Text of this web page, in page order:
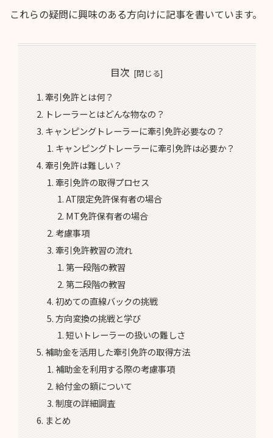
これらの疑問に興味のある方向けに記事を書いています。
目次
牽引免許とは何？
トレーラーとはどんな物なの？
キャンピングトレーラーに牽引免許必要なの？
キャンピングトレーラーに牽引免許は必要か？
牽引免許は難しい？
牽引免許の取得プロセス
AT限定免許保有者の場合
MT免許保有者の場合
考慮事項
牽引免許教習の流れ
第一段階の教習
第二段階の教習
初めての直線バックの挑戦
方向変換の挑戦と学び
短いトレーラーの扱いの難しさ
補助金を活用した牽引免許の取得方法
補助金を利用する際の考慮事項
給付金の額について
制度の詳細調査
まとめ